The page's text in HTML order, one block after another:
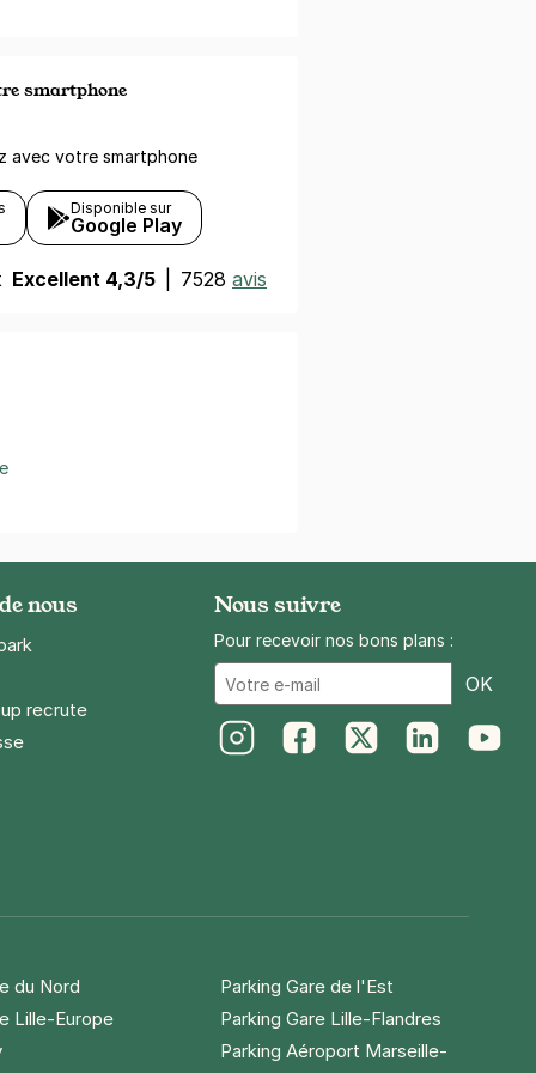
smartphone
avec votre smartphone
Disponible sur
Google Play
Excellent 4,3/5 7528 avis
nous
recrute
Nous suivre
Pour recevoir nos bons plans :
OK
du Nord
Parking Gare de l'Est
Lille-Europe
Parking Gare Lille-Flandres
Parking Aéroport Marseille-